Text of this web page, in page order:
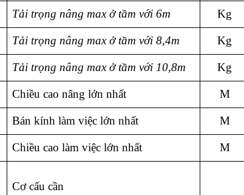
Tải trọng nâng max ở tầm với 6m Kg
Tải trọng nâng max ở tầm với 8,4m Kg
Tải trọng nâng max ở tầm với 10,8m Kg
Chiều cao nâng lớn nhất M
Bán kính làm việc lớn nhất M
Chiều cao làm việc lớn nhất M
Cơ cấu cần